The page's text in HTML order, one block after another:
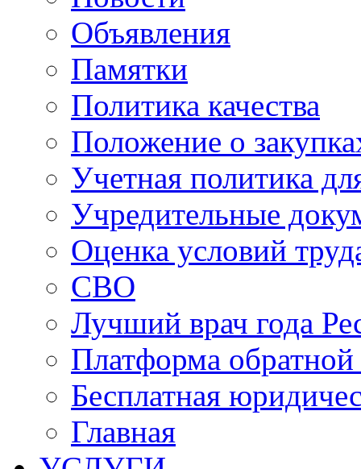
Объявления
Памятки
Политика качества
Положение о
Учетная политика
Учредительные
Оценка условий
СВО
Лучший врач года
Платформа
Бесплатная
Главная